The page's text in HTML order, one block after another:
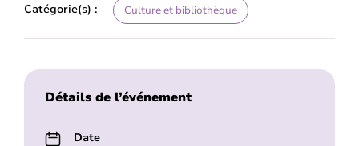
Catégorie(s) : Culture et bibliothèque
Détails de l’événement
Date